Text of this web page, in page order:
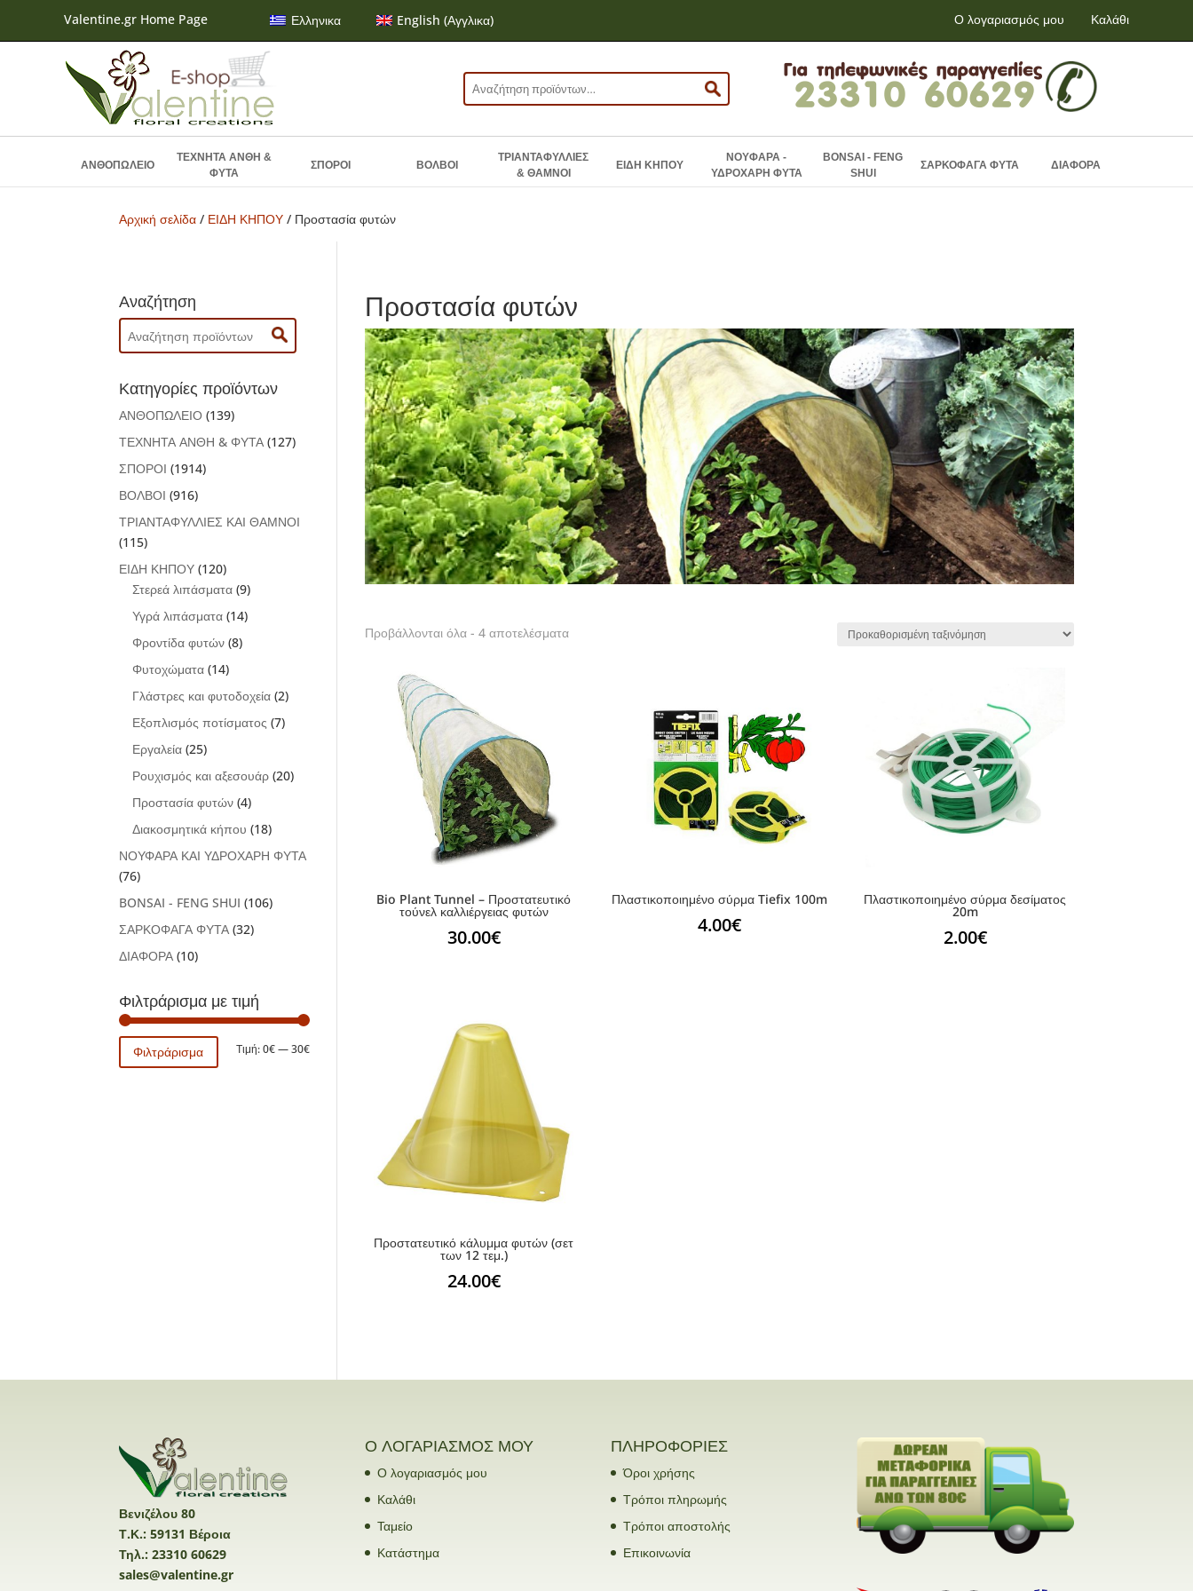
Valentine.gr Home Page Ελληνικα English (Αγγλικα) Ο λογαριασμός μου Καλάθι
Αναζήτηση
για:
ΑΝΘΟΠΩΛΕΙΟ
ΤΕΧΝΗΤΑ ΑΝΘΗ &
ΦΥΤΑ
ΣΠΟΡΟΙ ΒΟΛΒΟΙ
ΤΡΙΑΝΤΑΦΥΛΛΙΕΣ
& ΘΑΜΝΟΙ
ΕΙΔΗ ΚΗΠΟΥ
ΝΟΥΦΑΡΑ -
ΥΔΡΟΧΑΡΗ ΦΥΤΑ
BONSAI - FENG
SHUI
ΣΑΡΚΟΦΑΓΑ ΦΥΤΑ ΔΙΑΦΟΡΑ
Αρχική σελίδα / ΕΙΔΗ ΚΗΠΟΥ / Προστασία φυτών
Προστασία φυτών
Προβάλλονται όλα - 4 αποτελέσματα
Bio Plant Tunnel – Προστατευτικό
τούνελ καλλιέργειας φυτών
30.00€
Πλαστικοποιημένο σύρμα Tiefix 100m
4.00€
Πλαστικοποιημένο σύρμα δεσίματος
20m
2.00€
Προστατευτικό κάλυμμα φυτών (σετ
των 12 τεμ.)
24.00€
Αναζήτηση
for:
Κατηγορίες προϊόντων
ΑΝΘΟΠΩΛΕΙΟ (139)
ΤΕΧΝΗΤΑ ΑΝΘΗ & ΦΥΤΑ (127)
ΣΠΟΡΟΙ (1914)
ΒΟΛΒΟΙ (916)
ΤΡΙΑΝΤΑΦΥΛΛΙΕΣ ΚΑΙ ΘΑΜΝΟΙ
(115)
ΕΙΔΗ ΚΗΠΟΥ (120)
Στερεά λιπάσματα (9)
Υγρά λιπάσματα (14)
Φροντίδα φυτών (8)
Φυτοχώματα (14)
Γλάστρες και φυτοδοχεία (2)
Εξοπλισμός ποτίσματος (7)
Εργαλεία (25)
Ρουχισμός και αξεσουάρ (20)
Προστασία φυτών (4)
Διακοσμητικά κήπου (18)
ΝΟΥΦΑΡΑ ΚΑΙ ΥΔΡΟΧΑΡΗ ΦΥΤΑ
(76)
BONSAI - FENG SHUI (106)
ΣΑΡΚΟΦΑΓΑ ΦΥΤΑ (32)
ΔΙΑΦΟΡΑ (10)
Φιλτράρισμα με τιμή
Ελάχιστη
Μέγιστη
Φιλτράρισμα Τιμή:0€—30€
Βενιζέλου 80
Τ.Κ.: 59131 Βέροια
Τηλ.: 23310 60629
sales@valentine.gr
Ο ΛΟΓΑΡΙΑΣΜΟΣ ΜΟΥ
Ο λογαριασμός μου
Καλάθι
Ταμείο
Κατάστημα
ΠΛΗΡΟΦΟΡΙΕΣ
Όροι χρήσης
Τρόποι πληρωμής
Τρόποι αποστολής
Επικοινωνία